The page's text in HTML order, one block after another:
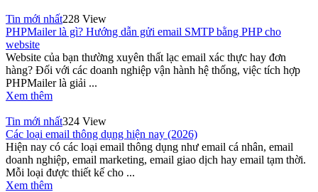
Tin mới nhất228 View
PHPMailer là gì? Hướng dẫn gửi email SMTP bằng PHP cho
website
Website của bạn thường xuyên thất lạc email xác thực hay đơn
hàng? Đối với các doanh nghiệp vận hành hệ thống, việc tích hợp
PHPMailer là giải ...
Xem thêm
Tin mới nhất324 View
Các loại email thông dụng hiện nay (2026)
Hiện nay có các loại email thông dụng như email cá nhân, email
doanh nghiệp, email marketing, email giao dịch hay email tạm thời.
Mỗi loại được thiết kế cho ...
Xem thêm